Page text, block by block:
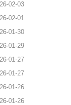
02-03
02-01
01-30
01-29
01-27
01-27
01-26
01-26